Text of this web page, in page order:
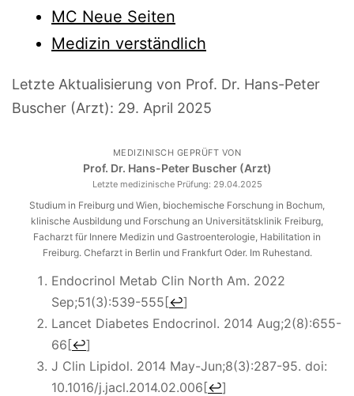
MC Neue Seiten
Medizin verständlich
Letzte Aktualisierung von Prof. Dr. Hans-Peter
Buscher (Arzt): 29. April 2025
MEDIZINISCH GEPRÜFT VON
Prof. Dr. Hans-Peter Buscher (Arzt)
Letzte medizinische Prüfung: 29.04.2025
Studium in Freiburg und Wien, biochemische Forschung in Bochum,
klinische Ausbildung und Forschung an Universitätsklinik Freiburg,
Facharzt für Innere Medizin und Gastroenterologie, Habilitation in
Freiburg. Chefarzt in Berlin und Frankfurt Oder. Im Ruhestand.
Endocrinol Metab Clin North Am. 2022
Sep;51(3):539-555[↩]
Lancet Diabetes Endocrinol. 2014 Aug;2(8):655-
66[↩]
J Clin Lipidol. 2014 May-Jun;8(3):287-95. doi:
10.1016/j.jacl.2014.02.006[↩]